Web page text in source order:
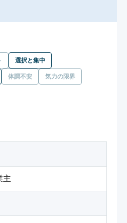
選択と集中
体調不安 気力の限界
主